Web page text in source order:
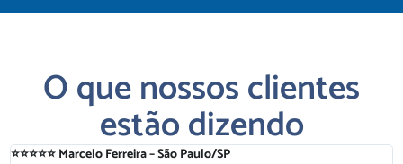
O que nossos clientes
estão dizendo
⭐⭐⭐⭐⭐ Marcelo Ferreira – São Paulo/SP